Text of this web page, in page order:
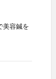
美容鍼を